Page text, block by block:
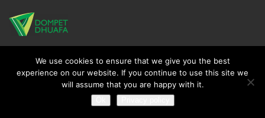
NEWS & INFO
Jasa Pembuatan Software Absensi
We use cookies to ensure that we give you the best
experience on our website. If you continue to use this site we
will assume that you are happy with it.